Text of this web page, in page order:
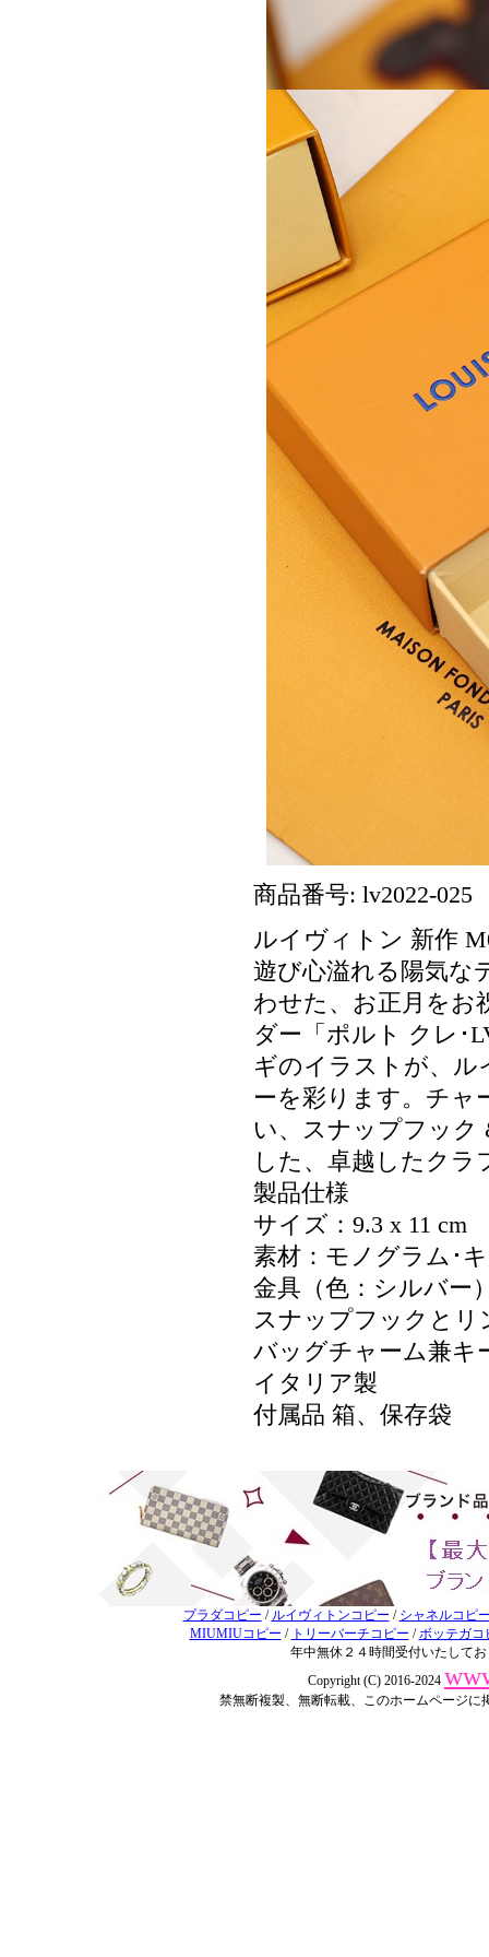
商品番号: lv2022-025
ルイヴィトン 新作
遊び心溢れる陽気な
わせた、お正月をお
ダー「ポルト クレ･
ギのイラストが、
ーを彩ります。チャ
い、スナップフック
した、卓越したク
製品仕様
サイズ：9.3 x 11 cm
素材：モノグラム･
金具（色：シルバー
スナップフックとリ
バッグチャーム兼キ
イタリア製
付属品 箱、保存袋
プラダコピー / ルイヴィトンコピー / シャネルコピ
MIUMIUコピー / トリーバーチコピー /ボッテガコ
年中無休２４時間受付いたして
Copyright (C) 2016-2024
禁無断複製、無断転載、このホームページ